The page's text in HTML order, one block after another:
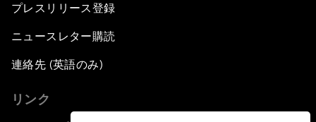
プレスリリース登録
ニュースレター購読
連絡先 (英語のみ)
リンク